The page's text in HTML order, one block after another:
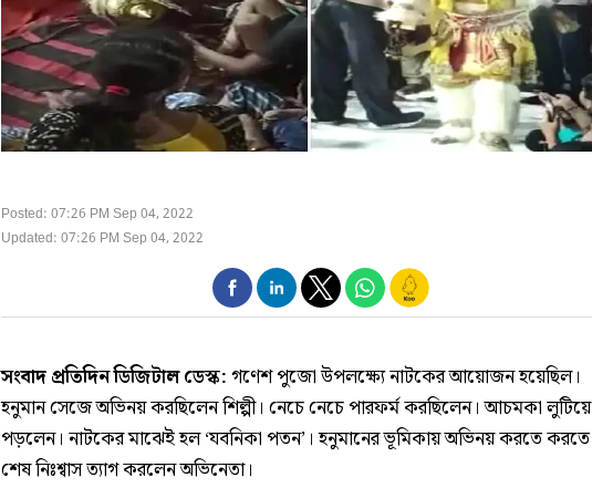
Posted: 07:26 PM Sep 04, 2022
Updated: 07:26 PM Sep 04, 2022
সংবাদ প্রতিদিন ডিজিটাল ডেস্ক:গণেশ পুজো উপলক্ষ্যে নাটকের আয়োজন হয়েছিল।
হনুমান সেজে অভিনয় করছিলেন শিল্পী। নেচে নেচে পারফর্ম করছিলেন। আচমকা লুটিয়ে
পড়লেন। নাটকের মাঝেই হল ‘যবনিকা পতন’। হনুমানের ভূমিকায় অভিনয় করতে করতে
শেষ নিঃশ্বাস ত্যাগ করলেন অভিনেতা।